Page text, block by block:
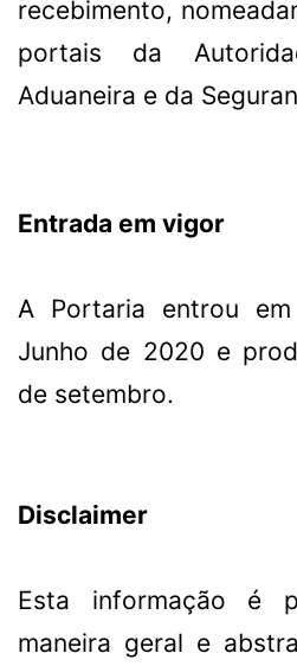
recebimento,
portais da
Aduaneira e da
Entrada em vigor
A Portaria entrou
Junho de 2020 e
de setembro.
Disclaimer
Esta informação é
maneira geral e